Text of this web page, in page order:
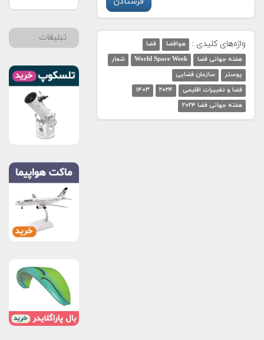
واژه‌های کلیدی : هوافضا
فضا
هفته جهانی فضا
World Space Week
شعار
پوستر
سازمان فضایی
فضا و تغییرات اقلیمی
۲۰۲۴
۱۴۰۳
هفته جهانی فضا ۲۰۲۴
تبلیغات